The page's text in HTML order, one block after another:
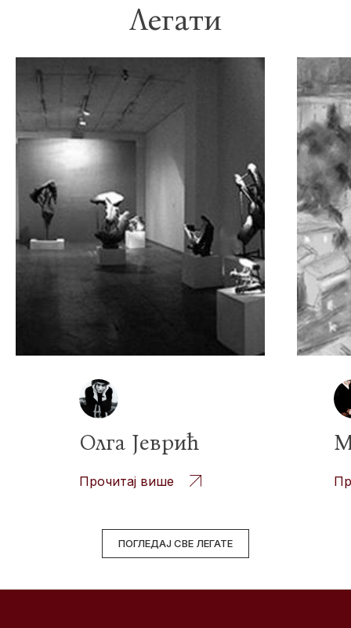
Легати
Олга Јеврић
Прочитај више
ПОГЛЕДАЈ СВЕ ЛЕГАТЕ